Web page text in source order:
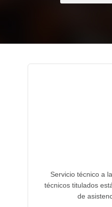
Servicio técnico a
técnicos titulados
de